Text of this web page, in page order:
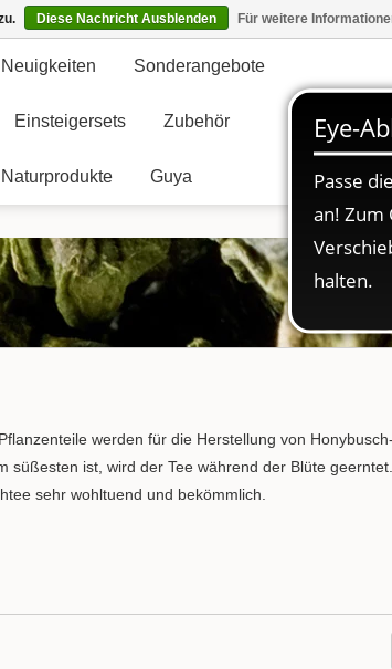
Marken
Neuigkeiten Sonderangebote
Einsteigersets Zubehör
Guya
werden für die Herstellung von
süßesten ist, wird der Tee während der Blüte
sehr wohltuend und bekömmlich.
Diese Nachricht Ausblenden Für weitere